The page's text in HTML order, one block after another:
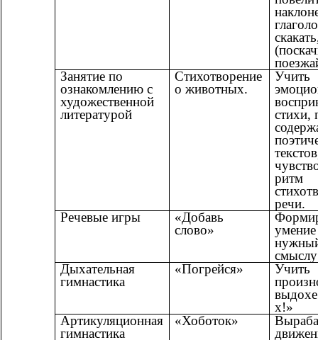
Занятие по
ознакомлению с
художественной
литературой
Стихотворение
о животных.
Учить
стихи,
ритм
речи.
Речевые игры
«Добавь
слово»
умение
смыслу
Дыхательная
гимнастика
«Погрейся»
Учить
х!»
Артикуляционная
гимнастика
«Хоботок»